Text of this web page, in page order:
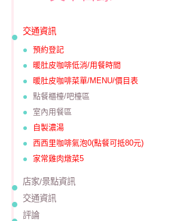
交通資訊
預約登記
暖肚皮咖啡低消/用餐時間
暖肚皮咖啡菜單/MENU/價目表
點餐櫃檯/吧檯區
室內用餐區
自製濃湯
西西里咖啡氣泡0(點餐可抵80元)
家常雞肉燉菜5
店家/景點資訊
交通資訊
評論